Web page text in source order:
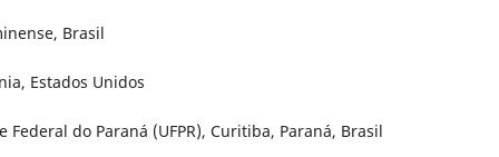
Brasil
Estados Unidos
do Paraná (UFPR), Curitiba, Paraná, Brasil